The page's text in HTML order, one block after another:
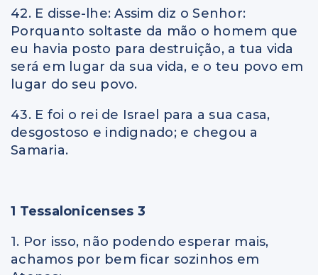
42. E disse-lhe: Assim diz o Senhor:
Porquanto soltaste da mão o homem que
eu havia posto para destruição, a tua vida
será em lugar da sua vida, e o teu povo em
lugar do seu povo.
43. E foi o rei de Israel para a sua casa,
desgostoso e indignado; e chegou a
Samaria.
1 Tessalonicenses 3
1. Por isso, não podendo esperar mais,
achamos por bem ficar sozinhos em